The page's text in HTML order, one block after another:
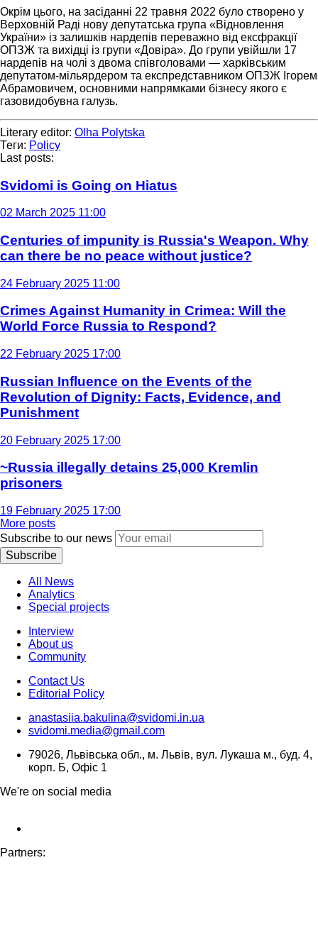
Окрім цього, на засіданні 22 травня 2022 було створено у
Верховній Раді нову депутатська група «Відновлення
України» із залишків нардепів переважно від ексфракції
ОПЗЖ та вихідці із групи «Довіра». До групи увійшли 17
нардепів на чолі з двома співголовами — харківським
депутатом-мільярдером та експредставником ОПЗЖ Ігорем
Абрамовичем, основними напрямками бізнесу якого є
газовидобувна галузь.
Literary editor: Olha Polytska
Теги: Policy
Last posts:
Svidomi is Going on Hiatus
02 March 2025 11:00
Centuries of impunity is Russia's Weapon. Why
can there be no peace without justice?
24 February 2025 11:00
Crimes Against Humanity in Crimea: Will the
World Force Russia to Respond?
22 February 2025 17:00
Russian Influence on the Events of the
Revolution of Dignity: Facts, Evidence, and
Punishment
20 February 2025 17:00
~Russia illegally detains 25,000 Kremlin
prisoners
19 February 2025 17:00
More posts
Subscribe to our news
Subscribe
All News
Analytics
Special projects
Interview
About us
Community
Contact Us
Editorial Policy
anastasiia.bakulina@svidomi.in.ua
svidomi.media@gmail.com
79026, Львівська обл., м. Львів, вул. Лукаша м., буд. 4,
корп. Б, Офіс 1
We're on social media
Partners: